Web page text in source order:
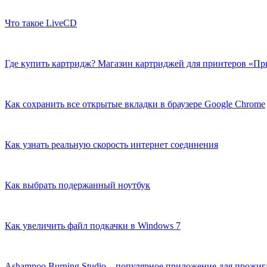
Что такое LiveCD
Где купить картридж? Магазин картриджей для принтеров
Как сохранить все открытые вкладки в браузере Google Chrome
Как узнать реальную скорость интернет соединения
Как выбрать подержанный ноутбук
Как увеличить файл подкачки в Windows 7